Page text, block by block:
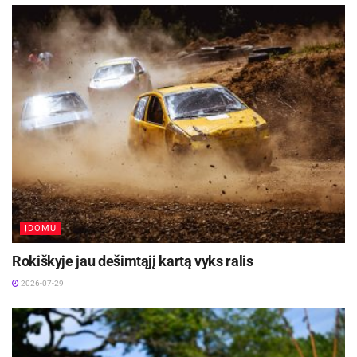
„International Women‘s Challenge“ lenktynes.
Aktualios naujienos
Ukmergėje – įtemptos 3×3 krepšinio kovos dėl
mero taurės „JUSEMA 2026“
2026-08-03
Ignalinoje startuos MTB dviračių maratono II
etapas
2026-07-31
Kita šios mokyklos auklėtinė Edita Pučinskaitė į
dviračių sportą atėjo tuo pačiu keliu kaip R.
būdama 22 metų, ji laimėjo prestižines ir vienas
sunkiausių pasaulio lenktynių „Tour de France“.
ĮDOMU
Rokiškyje jau dešimtąjį kartą vyks ralis
2026-07-29